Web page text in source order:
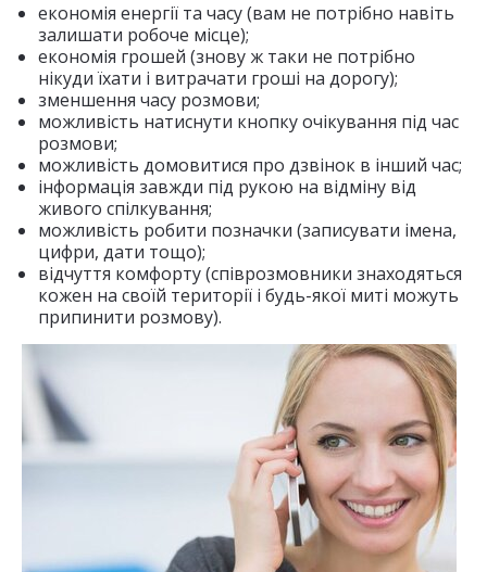
економія енергії та часу (вам не потрібно навіть
залишати робоче місце);
економія грошей (знову ж таки не потрібно
нікуди їхати і витрачати гроші на дорогу);
зменшення часу розмови;
можливість натиснути кнопку очікування під час
розмови;
можливість домовитися про дзвінок в інший час;
інформація завжди під рукою на відміну від
живого спілкування;
можливість робити позначки (записувати імена,
цифри, дати тощо);
відчуття комфорту (співрозмовники знаходяться
кожен на своїй території і будь-якої миті можуть
припинити розмову).